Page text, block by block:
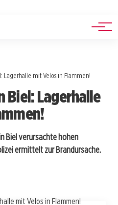
Lagerhalle mit Velos in Flammen!
Biel: Lagerhalle
Biel verursachte hohen
ermittelt zur Brandursache.